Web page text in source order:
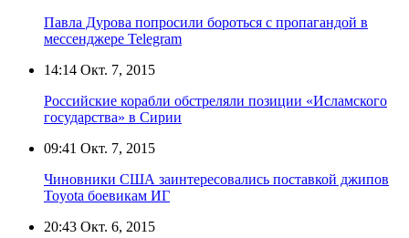
Павла Дурова попросили бороться с пропагандой в
мессенджере Telegram
14:14 Окт. 7, 2015
Российские корабли обстреляли позиции «Исламского
государства» в Сирии
09:41 Окт. 7, 2015
Чиновники США заинтересовались поставкой джипов
Toyota боевикам ИГ
20:43 Окт. 6, 2015